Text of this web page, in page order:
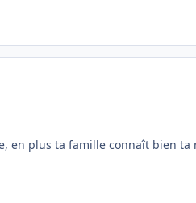
en plus ta famille connaît bien